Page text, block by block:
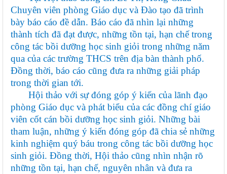
Chuyên viên phòng Giáo dục và Đào tạo đã trình
bày báo cáo đề dẫn. Báo cáo đã nhìn lại những
thành tích đã đạt được, những tồn tại, hạn chế trong
công tác bồi dưỡng học sinh giỏi trong những năm
qua của các trường THCS trên địa bàn thành phố.
Đồng thời, báo cáo cũng đưa ra những giải pháp
trong thời gian tới.
Hội thảo với sự đóng góp ý kiến của lãnh đạo
phòng Giáo dục và phát biểu của các đồng chí giáo
viên cốt cán bồi dưỡng học sinh giỏi. Những bài
tham luận, những ý kiến đóng góp đã chia sẻ những
kinh nghiệm quý báu trong công tác bồi dưỡng học
sinh giỏi. Đồng thời, Hội thảo cũng nhìn nhận rõ
những tồn tại, hạn chế, nguyên nhân và đưa ra